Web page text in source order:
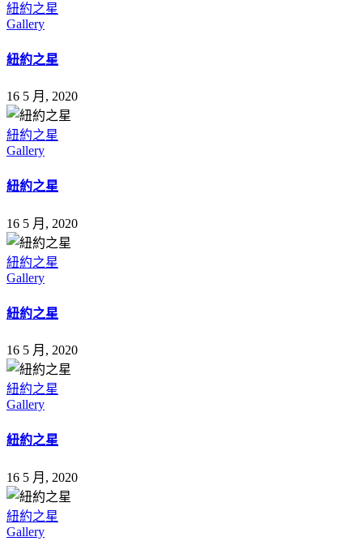
紐約之星
Gallery
紐約之星
16 5 月, 2020
紐約之星
Gallery
紐約之星
16 5 月, 2020
紐約之星
Gallery
紐約之星
16 5 月, 2020
紐約之星
Gallery
紐約之星
16 5 月, 2020
紐約之星
Gallery